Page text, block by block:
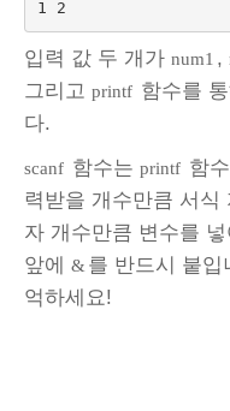
입력 값 두 개가 num1 ,
그리고 printf 함수를 통
다.
scanf 함수는 printf 함
력받을 개수만큼 서식
자 개수만큼 변수를
앞에 & 를 반드시 붙입
억하세요!